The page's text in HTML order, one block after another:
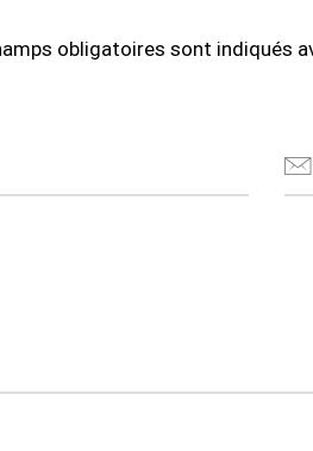
obligatoires sont indiqués